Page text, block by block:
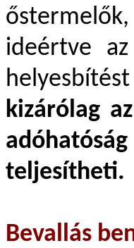
ideértve
kizárólag
teljesítheti.
Bevallás